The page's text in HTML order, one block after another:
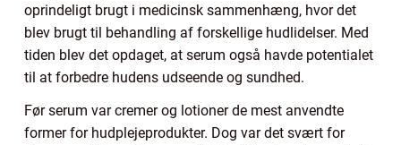
oprindeligt brugt i medicinsk sammenhæng, hvor det
blev brugt til behandling af forskellige hudlidelser. Med
tiden blev det opdaget, at serum også havde potentialet
til at forbedre hudens udseende og sundhed.
Før serum var cremer og lotioner de mest anvendte
former for hudplejeprodukter. Dog var det svært for